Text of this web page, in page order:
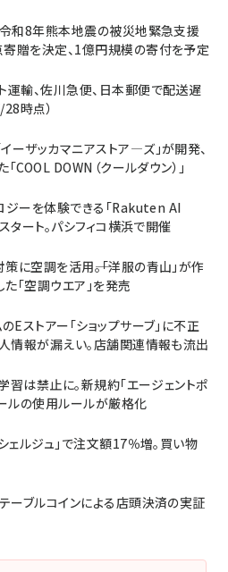
令和8年熊本地震の被災地緊急支援
贈を決定、1億円規模の寄付を予定
運輸、佐川急便、日本郵便で配送遅
時点）
ーザッカマニアストア―ズ」が開発、
COOL DOWN（クールダウン）」
ジーを体験できる「Rakuten AI
ート。パシフィコ横浜で開催
に空調を活用――。「洋服の青山」が作
「空調ウエア」を発売
Eストアー「ショップサーブ」に不正
情報が漏えい。店舗関連情報も流出
は禁止に。新規約「エージェントポ
ルの使用ルールが厳格化
ェルジュ」で注文額17％増。買い物
ーブルコインによる店頭決済の実証